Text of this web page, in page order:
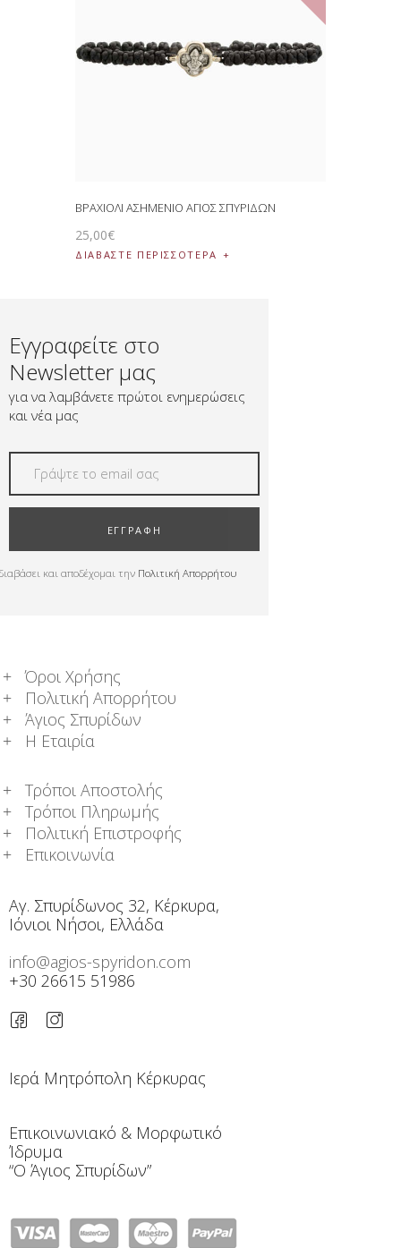
ΒΡΑΧΙΟΛΙ ΑΣΗΜΕΝΙΟ ΑΓΙΟΣ ΣΠΥΡΙΔΩΝ
25,00€
ΔΙΑΒΆΣΤΕ ΠΕΡΙΣΣΌΤΕΡΑ
Εγγραφείτε στο
Newsletter μας
για να λαμβάνετε πρώτοι ενημερώσεις
και νέα μας
ΕΓΓΡΑΦΗ
και αποδέχομαι την Πολιτική Απορρήτου
Όροι Χρήσης
Πολιτική Απορρήτου
Άγιος Σπυρίδων
Η Εταιρία
Τρόποι Αποστολής
Τρόποι Πληρωμής
Πολιτική Επιστροφής
Επικοινωνία
Αγ. Σπυρίδωνος 32, Κέρκυρα,
Ιόνιοι Νήσοι, Ελλάδα
info@agios-spyridon.com
+30 26615 51986
Ιερά Μητρόπολη Κέρκυρας
Επικοινωνιακό & Μορφωτικό
Ίδρυμα
“Ο Άγιος Σπυρίδων”